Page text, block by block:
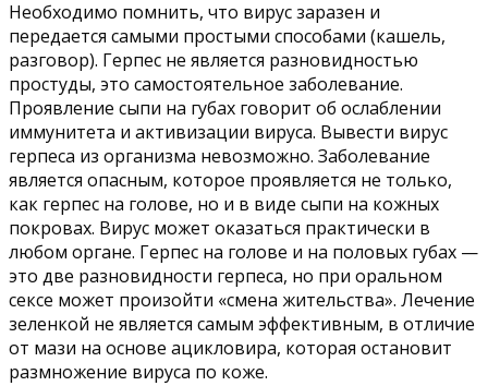
Необходимо помнить, что вирус заразен и
передается самыми простыми способами (кашель,
разговор). Герпес не является разновидностью
простуды, это самостоятельное заболевание.
Проявление сыпи на губах говорит об ослаблении
иммунитета и активизации вируса. Вывести вирус
герпеса из организма невозможно. Заболевание
является опасным, которое проявляется не только,
как герпес на голове, но и в виде сыпи на кожных
покровах. Вирус может оказаться практически в
любом органе. Герпес на голове и на половых губах —
это две разновидности герпеса, но при оральном
сексе может произойти «смена жительства». Лечение
зеленкой не является самым эффективным, в отличие
от мази на основе ацикловира, которая остановит
размножение вируса по коже.